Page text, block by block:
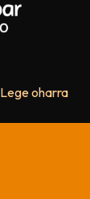
Lege oharra